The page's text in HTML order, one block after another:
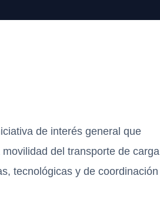
de interés general que
del transporte de carga
tecnológicas y de coordinación